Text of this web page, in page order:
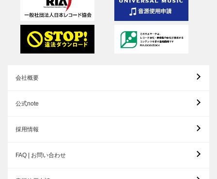
会社概要
公式note
採用情報
FAQ | お問い合わせ